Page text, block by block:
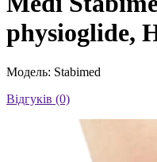
physioglide,
Модель: Stabimed
Відгуків (0)